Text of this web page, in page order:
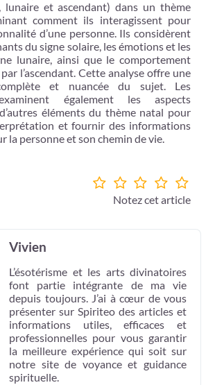
lunaire et ascendant) dans un thème
comment ils interagissent pour
d’une personne. Ils considèrent
du signe solaire, les émotions et les
lunaire, ainsi que le comportement
l’ascendant. Cette analyse offre une
et nuancée du sujet. Les
également les aspects
éléments du thème natal pour
et fournir des informations
la personne et son chemin de vie.
Notez cet article
Vivien
L’ésotérisme et les arts divinatoires
font partie intégrante de ma vie
depuis toujours. J’ai à cœur de vous
présenter sur Spiriteo des articles et
informations utiles, efficaces et
professionnelles pour vous garantir
la meilleure expérience qui soit sur
notre site de voyance et guidance
spirituelle.